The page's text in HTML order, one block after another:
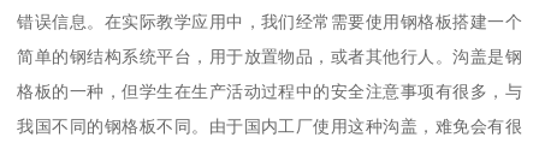
错误信息。在实际教学应用中，我们经常需要使用钢格板搭建一个
简单的钢结构系统平台，用于放置物品，或者其他行人。沟盖是钢
格板的一种，但学生在生产活动过程中的安全注意事项有很多，与
我国不同的钢格板不同。由于国内工厂使用这种沟盖，难免会有很